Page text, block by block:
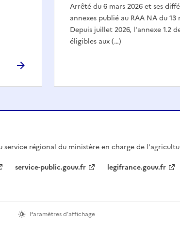
Arrêté du 6 mars 2026 et ses
annexes publié au RAA NA du 13
Depuis juillet 2026, l'annexe 1.2
éligibles aux (…)
service régional du ministère en charge de
service-public.gouv.fr legifrance.gouv.fr
Paramètres d'affichage